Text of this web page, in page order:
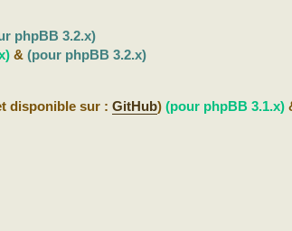
phpBB 3.2.x)
&(pour phpBB 3.2.x)
disponible sur :GitHub)(pour phpBB 3.1.x)